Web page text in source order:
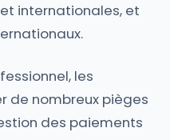
internationales, et
les
de nombreux pièges
des paiements